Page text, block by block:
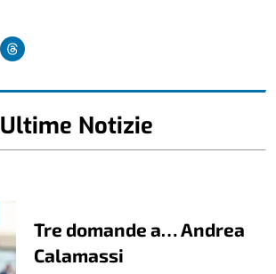
Ultime Notizie
Tre domande a… Andrea
Calamassi